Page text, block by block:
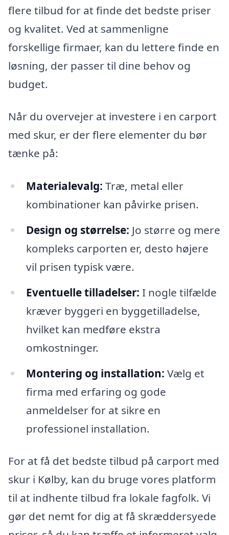
flere tilbud for at finde det bedste priser
og kvalitet. Ved at sammenligne
forskellige firmaer, kan du lettere finde en
løsning, der passer til dine behov og
budget.
Når du overvejer at investere i en carport
med skur, er der flere elementer du bør
tænke på:
Materialevalg: Træ, metal eller
kombinationer kan påvirke prisen.
Design og størrelse: Jo større og mere
kompleks carporten er, desto højere
vil prisen typisk være.
Eventuelle tilladelser: I nogle tilfælde
kræver byggeri en byggetilladelse,
hvilket kan medføre ekstra
omkostninger.
Montering og installation: Vælg et
firma med erfaring og gode
anmeldelser for at sikre en
professionel installation.
For at få det bedste tilbud på carport med
skur i Kølby, kan du bruge vores platform
til at indhente tilbud fra lokale fagfolk. Vi
gør det nemt for dig at få skræddersyede